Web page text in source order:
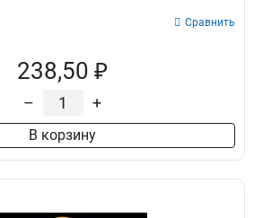
Сравнить
238,50 ₽
– +
В корзину